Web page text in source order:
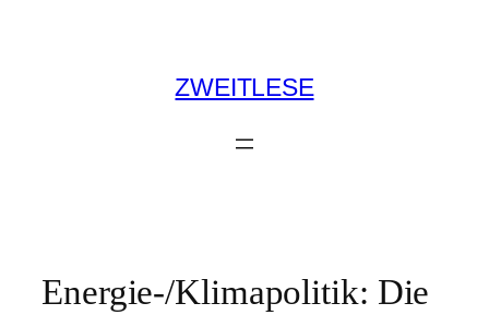
ZWEITLESE
Energie-/Klimapolitik: Die